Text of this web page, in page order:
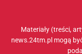
Materiały (treści,
news.24tm.pl mogą